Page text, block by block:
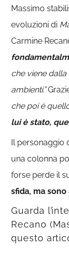
Massimo
evoluzioni di
Carmine
che viene
ambienti.”
che poi è
lui è stato,
Il personaggio
una colonna
forse perde il
sfida, ma
Guarda
Recano
questo